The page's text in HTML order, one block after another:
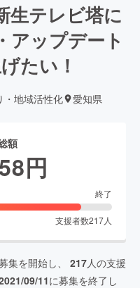
生テレビ塔に
アップデート
たい！
・地域活性化 愛知県
額
円
終了
支援者数217人
集を開始し、 217人の支援
09/11に募集を終了し